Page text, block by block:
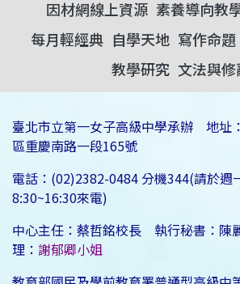
因材網線上資源 素養導向教
每月輕經典 自學天地 寫作命題
教學研究 文法與修
臺北市立第一女子高級中學承辦 地址
區重慶南路一段165號
電話：(02)2382-0484 分機344(請於週
8:30~16:30來電)
中心主任：蔡哲銘校長 執行秘書：
理： 謝郁卿小姐